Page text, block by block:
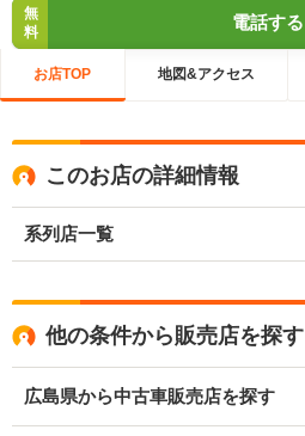
無
料
電話する
お店TOP 地図&アクセス
このお店の詳細情報
系列店一覧
他の条件から販売店を探す
広島県から中古車販売店を探す